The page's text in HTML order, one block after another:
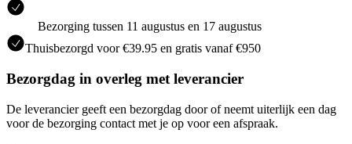
Bezorging tussen 11 augustus en 17 augustus
Thuisbezorgd voor €39.95 en gratis vanaf €950
Bezorgdag in overleg met leverancier
De leverancier geeft een bezorgdag door of neemt uiterlijk een dag
voor de bezorging contact met je op voor een afspraak.